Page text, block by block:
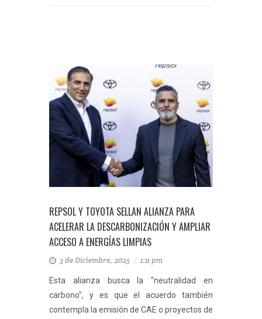
REPSOL Y TOYOTA SELLAN ALIANZA PARA
ACELERAR LA DESCARBONIZACIÓN Y AMPLIAR
ACCESO A ENERGÍAS LIMPIAS
3 de Diciembre, 2025 / 1:11 pm
Esta alianza busca la "neutralidad en
carbono", y es que el acuerdo también
contempla la emisión de CAE o proyectos de